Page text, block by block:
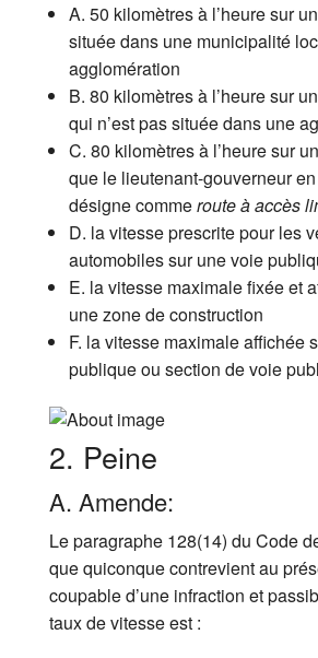
A. 50 kilomètres à l’heure sur
située dans une municipalité
agglomération
B. 80 kilomètres à l’heure sur
qui n’est pas située dans une
C. 80 kilomètres à l’heure sur
que le lieutenant-gouverneur
désigne commeroute àaccès
D. la vitesse prescrite pour les
automobiles sur une voie
E. la vitesse maximale fixée et
une zone de construction
F. la vitesse maximale affichée
publique ou section de voie
2. Peine
A. Amende:
Le paragraphe 128(14) du Code
que quiconque contrevient au
coupable d’une infraction et
taux de vitesse est :